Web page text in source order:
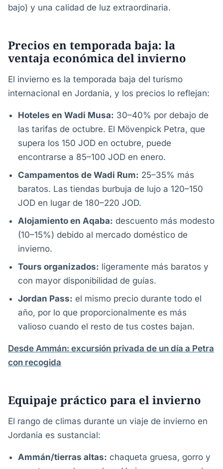
bajo) y una calidad de luz extraordinaria.
Precios en temporada baja: la
ventaja económica del invierno
El invierno es la temporada baja del turismo
internacional en Jordania, y los precios lo reflejan:
Hoteles en Wadi Musa: 30–40% por debajo de
las tarifas de octubre. El Mövenpick Petra, que
supera los 150 JOD en octubre, puede
encontrarse a 85–100 JOD en enero.
Campamentos de Wadi Rum: 25–35% más
baratos. Las tiendas burbuja de lujo a 120–150
JOD en lugar de 180–220 JOD.
Alojamiento en Aqaba: descuento más modesto
(10–15%) debido al mercado doméstico de
invierno.
Tours organizados: ligeramente más baratos y
con mayor disponibilidad de guías.
Jordan Pass: el mismo precio durante todo el
año, por lo que proporcionalmente es más
valioso cuando el resto de tus costes bajan.
Desde Ammán: excursión privada de un día a Petra
con recogida
Equipaje práctico para el invierno
El rango de climas durante un viaje de invierno en
Jordania es sustancial:
Ammán/tierras altas: chaqueta gruesa, gorro y